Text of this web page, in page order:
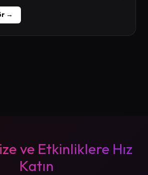
→
ve Etkinliklere Hız
Katın